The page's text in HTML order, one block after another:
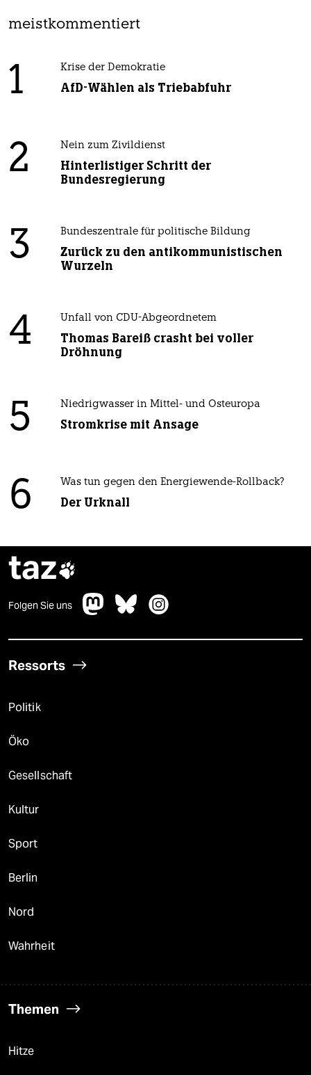
meistkommentiert
1 Krise der Demokratie
AfD-Wählen als Triebabfuhr
2 Nein zum Zivildienst
Hinterlistiger Schritt der
Bundesregierung
3 Bundeszentrale für politische Bildung
Zurück zu den antikommunistischen
Wurzeln
4 Unfall von CDU-Abgeordnetem
Thomas Bareiß crasht bei voller
Dröhnung
5 Niedrigwasser in Mittel- und Osteuropa
Stromkrise mit Ansage
6 Was tun gegen den Energiewende-Rollback?
Der Urknall
taz
Folgen Sie uns
Ressorts
Politik
Öko
Gesellschaft
Kultur
Sport
Berlin
Nord
Wahrheit
Themen
Hitze